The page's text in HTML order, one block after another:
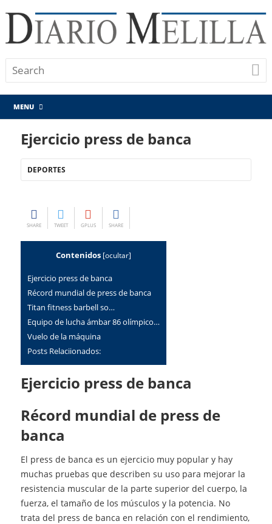
MENU
Ejercicio press de banca
DEPORTES
SHARE TWEET GPLUS SHARE
Contenidos [ocultar]
Ejercicio press de banca
Récord mundial de press de banca
Titan fitness barbell so…
Equipo de lucha ámbar 86 olímpico…
Vuelo de la máquina
Posts Relaciionados:
Ejercicio press de banca
Récord mundial de press de
banca
El press de banca es un ejercicio muy popular y hay
muchas pruebas que describen su uso para mejorar la
resistencia muscular de la parte superior del cuerpo, la
fuerza, el tamaño de los músculos y la potencia. No
trata del press de banca en relación con el rendimiento,